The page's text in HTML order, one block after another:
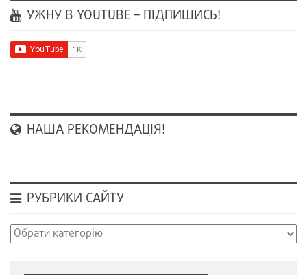
УЖНУ В YOUTUBE – ПІДПИШИСЬ!
НАША РЕКОМЕНДАЦІЯ!
РУБРИКИ САЙТУ
Рубрики